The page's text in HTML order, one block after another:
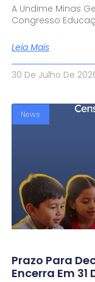
A Undime Minas
Congresso
Leia Mais
30 De Julho De
News
Prazo Para
Encerra Em 31